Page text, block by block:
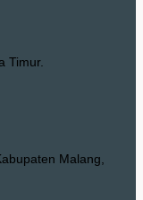
Timur.
Malang,